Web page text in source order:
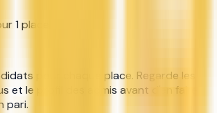
1 place
pour chaque place. Regarde les
et le profil des admis avant d'en faire
pari.